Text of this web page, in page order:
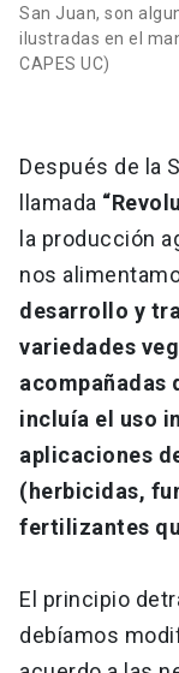
San Juan, son
ilustradas en el
CAPES UC)
Después de la
llamada
la producción
nos
desarrollo y
variedades
acompañadas
incluía el uso
aplicaciones
(herbicidas,
fertilizantes
El principio
debíamos